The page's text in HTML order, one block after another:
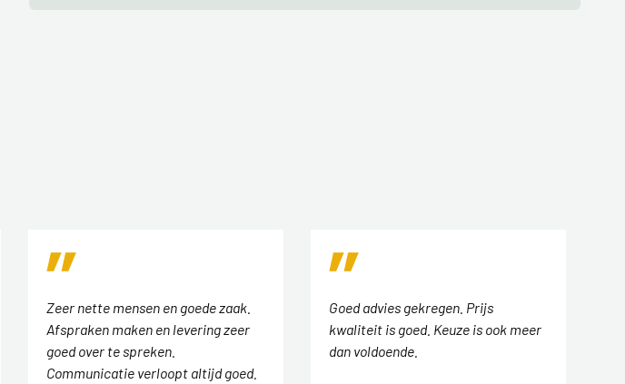
Zeer nette mensen en goede zaak.
Afspraken maken en levering zeer
goed over te spreken.
Communicatie verloopt altijd goed.
Goed advies gekregen. Prijs
kwaliteit is goed. Keuze is ook meer
dan voldoende.